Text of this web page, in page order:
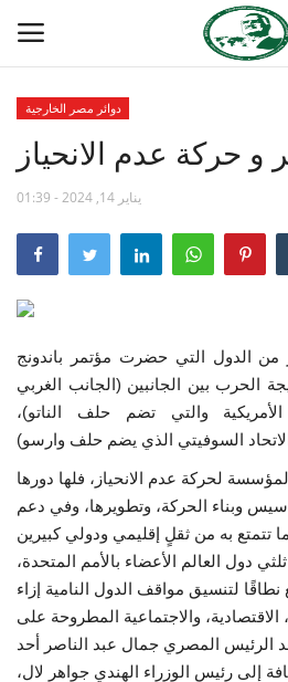
الصفحة الرئيسية
مدرسة الطليعة الوطنية
منتدى ناصر الدولي
حركة ناصر الشبابية
مصر
فريق العمل
إرث جمال عبدالناصر
أخبار
وأحكام منحة ناصر للقيادة الدولية
دوائر مصر الخارجية
و حركة عدم الانحياز
يناير 14, 2024 - 01:39
الدول التي حضرت مؤتمر باندونج
نتيجة الحرب بين الجانبين (الجانب الغربي
الأمريكية والتي تضم حلف الناتو)،
لحركة عدم الانحياز، فلها دورها
وبناء الحركة، وتطويرها، وفي دعم
تتمتع به من ثقلٍ إقليمي ودولي كبيرين
دول العالم الأعضاء بالأمم المتحدة،
نطاقًا لتنسيق مواقف الدول النامية إزاء
والاجتماعية المطروحة على
الرئيس المصري جمال عبد الناصر أحد
إلى رئيس الوزراء الهندي جواهر لال،